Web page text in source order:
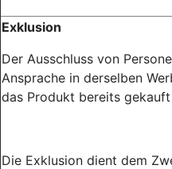
Exklusion
Der Ausschluss von
Ansprache in derselben
das Produkt bereits gekauft
Die Exklusion dient dem